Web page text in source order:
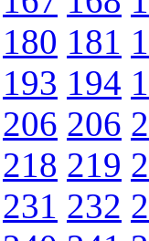
180 181
193 194
206 206
218 219
231 232